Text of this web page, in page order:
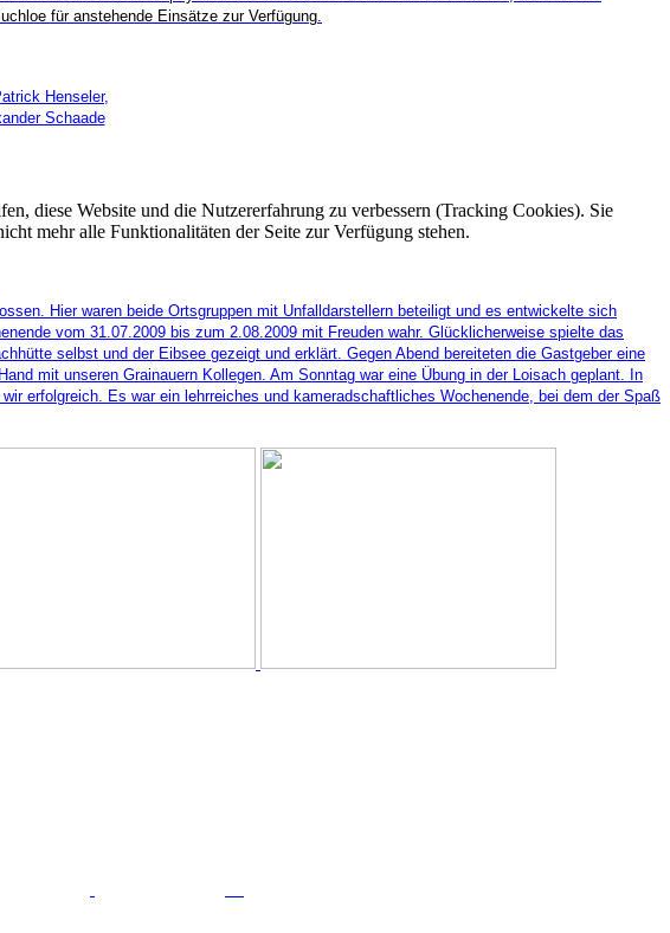
für anstehende Einsätze zur Verfügung.
Henseler,
Schaade
Hier waren beide Ortsgruppen mit Unfalldarstellern beteiligt und es entwickelte sich
vom 31.07.2009 bis zum 2.08.2009 mit Freuden wahr. Glücklicherweise spielte das
selbst und der Eibsee gezeigt und erklärt. Gegen Abend bereiteten die Gastgeber eine
mit unseren Grainauern Kollegen. Am Sonntag war eine Übung in der Loisach geplant. In
erfolgreich. Es war ein lehrreiches und kameradschaftliches Wochenende, bei dem der Spaß
diese Website und die Nutzererfahrung zu verbessern (Tracking Cookies). Sie
mehr alle Funktionalitäten der Seite zur Verfügung stehen.